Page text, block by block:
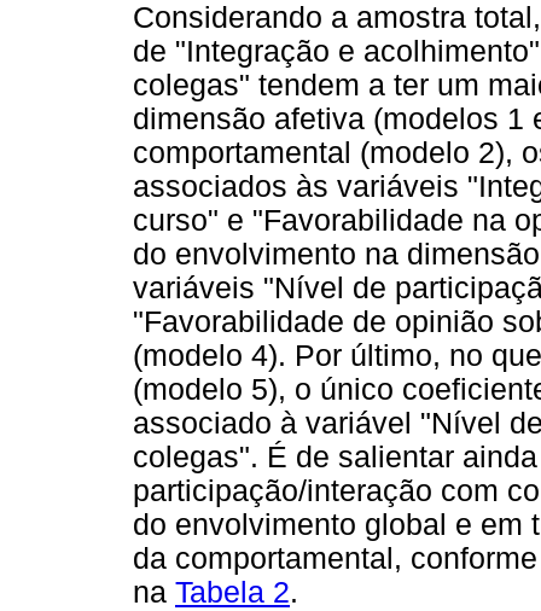
Considerando a amostra
de "Integração e
colegas" tendem a ter um
dimensão afetiva (modelos 1
comportamental (modelo 2),
associados às variáveis
curso" e "Favorabilidade na
do envolvimento na
variáveis "Nível de
"Favorabilidade de opinião
(modelo 4). Por último, no
(modelo 5), o único
associado à variável "Nível
colegas". É de salientar
participação/interação com
do envolvimento global e em
da comportamental,
na Tabela 2.